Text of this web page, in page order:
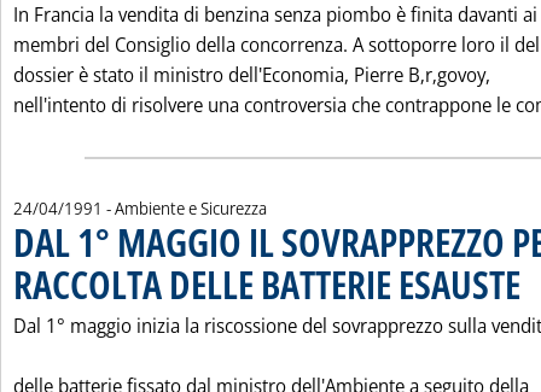
In Francia la vendita di benzina senza piombo è finita davanti ai
membri del Consiglio della concorrenza. A sottoporre loro il
dossier è stato il ministro dell'Economia, Pierre B‚r‚govoy,
nell'intento di risolvere una controversia che contrappone le
24/04/1991 - Ambiente e Sicurezza
DAL 1° MAGGIO IL SOVRAPPREZZO
RACCOLTA DELLE BATTERIE ESAUSTE
Dal 1° maggio inizia la riscossione del sovrapprezzo sulla
delle batterie fissato dal ministro dell'Ambiente a seguito della